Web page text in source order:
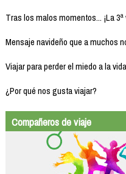
Tras los malos momentos... ¡La
Mensaje navideño que a muchos
Viajar para perder el miedo a la vida
¿Por qué nos gusta viajar?
Compañeros de viaje